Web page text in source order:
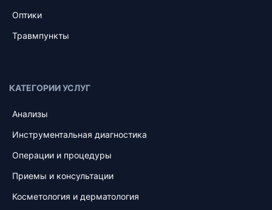
Оптики
Травмпункты
КАТЕГОРИИ УСЛУГ
Анализы
Инструментальная диагностика
Операции и процедуры
Приемы и консультации
Косметология и дерматология